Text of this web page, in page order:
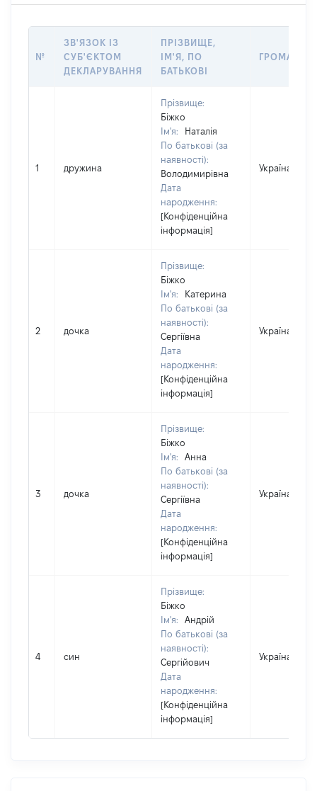
№
ЗВ'ЯЗОК ІЗ
СУБ'ЄКТОМ
ДЕКЛАРУВАННЯ
ПРІЗВИЩЕ,
ІМ'Я, ПО
БАТЬКОВІ
1 дружина
Прізвище:
Біжко
Ім'я:
Наталія
По батькові (за
наявності):
Володимирівна
Дата
народження:
[Конфіденційна
інформація]
Україна
2 дочка
Прізвище:
Біжко
Ім'я:
Катерина
По батькові (за
наявності):
Сергіївна
Дата
народження:
[Конфіденційна
інформація]
Україна
3 дочка
Прізвище:
Біжко
Ім'я:
Анна
По батькові (за
наявності):
Сергіївна
Дата
народження:
[Конфіденційна
інформація]
Україна
4 син
Прізвище:
Біжко
Ім'я:
Андрій
По батькові (за
наявності):
Сергійович
Дата
народження:
[Конфіденційна
інформація]
Україна